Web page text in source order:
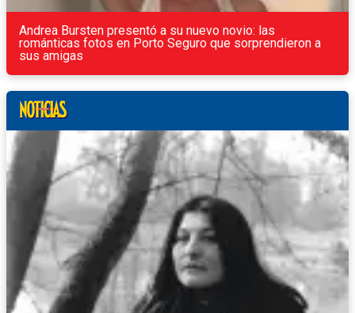
Andrea Bursten presentó a su nuevo novio: las
románticas fotos en Porto Seguro que sorprendieron a
sus amigas